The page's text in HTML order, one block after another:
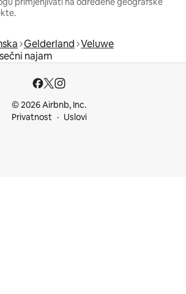
Gelderland Veluwe
najam
© 2026 Airbnb, Inc.
Privatnost
Uslovi